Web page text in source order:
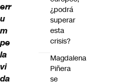
err
u
m
pe
la
vi
da
¿podrá
superar
esta
crisis?
Magdalena
Piñera
se